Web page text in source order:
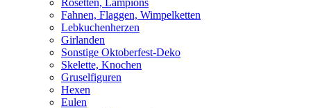
Fahnen, Flaggen, Wimpelketten
Lebkuchenherzen
Girlanden
Sonstige Oktoberfest-Deko
Skelette, Knochen
Gruselfiguren
Hexen
Eulen